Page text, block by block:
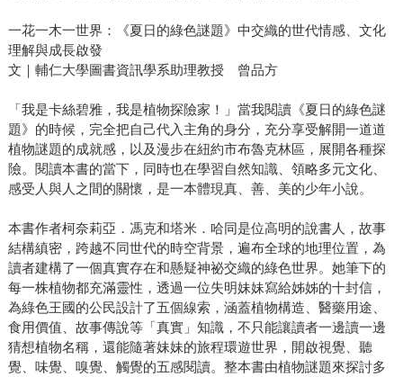
一花一木一世界：《夏日的綠色謎題》中交織的世代情感、文化
理解與成長啟發
文｜輔仁大學圖書資訊學系助理教授 曾品方
「我是卡絲碧雅，我是植物探險家！」當我閱讀《夏日的綠色謎
題》的時候，完全把自己代入主角的身分，充分享受解開一道道
植物謎題的成就感，以及漫步在紐約市布魯克林區，展開各種探
險。閱讀本書的當下，同時也在學習自然知識、領略多元文化、
感受人與人之間的關懷，是一本體現真、善、美的少年小說。
本書作者柯奈莉亞．馮克和塔米．哈同是位高明的說書人，故事
結構縝密，跨越不同世代的時空背景，遍布全球的地理位置，為
讀者建構了一個真實存在和懸疑神祕交織的綠色世界。她筆下的
每一株植物都充滿靈性，透過一位失明妹妹寫給姊姊的十封信，
為綠色王國的公民設計了五個線索，涵蓋植物構造、醫藥用途、
食用價值、故事傳說等「真實」知識，不只能讓讀者一邊讀一邊
猜想植物名稱，還能隨著妹妹的旅程環遊世界，開啟視覺、聽
覺、味覺、嗅覺、觸覺的五感閱讀。整本書由植物謎題來探討多